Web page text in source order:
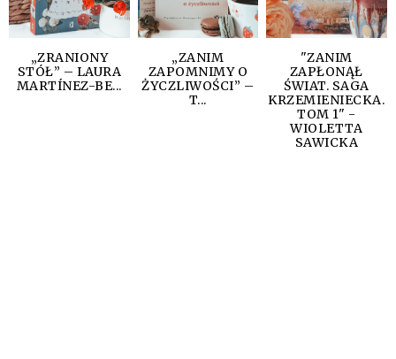
„ZRANIONY
STÓŁ” – LAURA
MARTÍNEZ-BE...
„ZANIM
ZAPOMNIMY O
ŻYCZLIWOŚCI” –
T...
"ZANIM
ZAPŁONĄŁ
ŚWIAT. SAGA
KRZEMIENIECKA.
TOM 1" -
WIOLETTA
SAWICKA